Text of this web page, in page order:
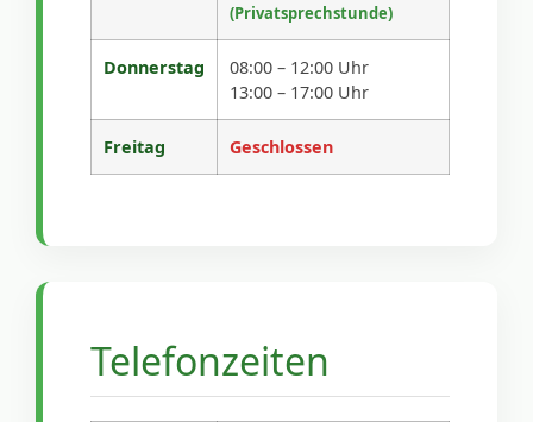
(Privatsprechstunde)
Donnerstag
08:00 – 12:00 Uhr
13:00 – 17:00 Uhr
Freitag Geschlossen
Telefonzeiten